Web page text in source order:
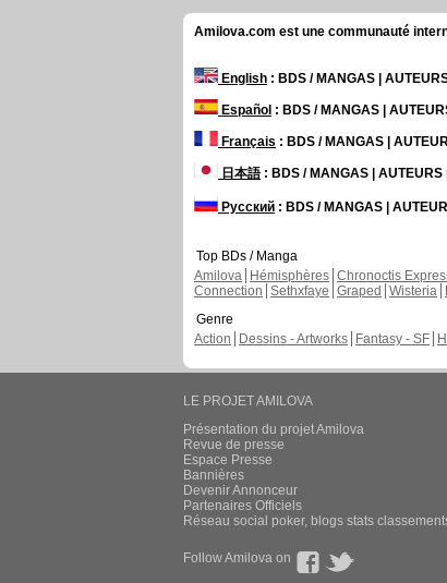
Amilova.com est une communauté
English : BDS / MANGAS |
Español : BDS / MANGAS |
Français : BDS / MANGAS |
日本語: BDS / MANGAS | AUTEURS
Русский : BDS / MANGAS |
Top BDs / Manga
Amilova
Hémisphères Chronoctis
Connection Sethxfaye Graped Wisteria
Genre
Action
Dessins - Artworks Fantasy - SF
LE PROJET AMILOVA
Présentation du projet Amilova
Revue de presse
Espace Presse
Bannières
Devenir Annonceur
Partenaires Officiels
Réseau social poker, blogs stats
Follow Amilova on